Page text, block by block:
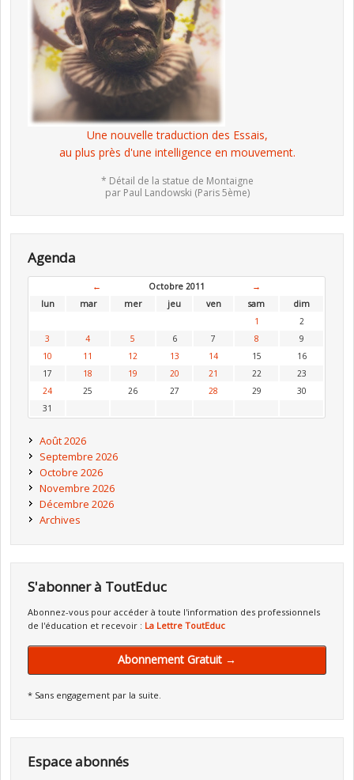
Une nouvelle traduction des Essais,
au plus près d'une intelligence en mouvement.
* Détail de la statue de Montaigne
par Paul Landowski (Paris 5ème)
Agenda
← Octobre 2011
→
lun
mar mer jeu ven sam
dim
1
2
3
4 5 6 7 8
9
10
11 12 13 14 15
16
17
18 19 20 21 22
23
24
25 26 27 28 29
30
31
Août 2026
Septembre 2026
Octobre 2026
Novembre 2026
Décembre 2026
Archives
S'abonner à ToutEduc
Abonnez-vous pour accéder à toute l'information des professionnels
de l'éducation et recevoir : La Lettre ToutEduc
Abonnement Gratuit →
* Sans engagement par la suite.
Espace abonnés